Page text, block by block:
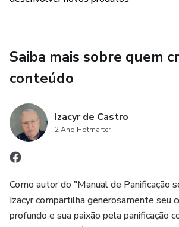
Saiba mais sobre quem
conteúdo
Izacyr de Castro
2 Ano Hotmarter
Como autor do "Manual de Panificação
Izacyr compartilha generosamente seu
profundo e sua paixão pela panificação